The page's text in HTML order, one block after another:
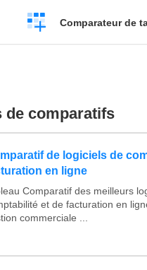
Créer
un
Comparateur de
de comparatifs
de logiciels de
en ligne
Comparatif des meilleurs
et de facturation en
commerciale ...